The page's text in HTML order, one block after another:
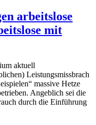
arbeitslose
mit
aktuell
Leistungsmissbrach
massive Hetze
Angeblich sei die
durch die Einführung